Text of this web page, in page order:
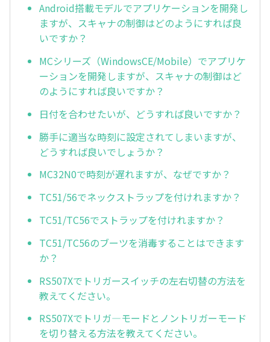
Android搭載モデルでアプリケーションを開発し
ますが、スキャナの制御はどのようにすれば良
いですか？
MCシリーズ（WindowsCE/Mobile）でアプリケ
ーションを開発しますが、スキャナの制御はど
のようにすれば良いですか？
日付を合わせたいが、どうすれば良いですか？
勝手に適当な時刻に設定されてしまいますが、
どうすれば良いでしょうか？
MC32N0で時刻が遅れますが、なぜですか？
TC51/56でネックストラップを付けれますか？
TC51/TC56でストラップを付けれますか？
TC51/TC56のブーツを消毒することはできます
か？
RS507Xでトリガースイッチの左右切替の方法を
教えてください。
RS507Xでトリガ—モードとノントリガーモード
を切り替える方法を教えてください。